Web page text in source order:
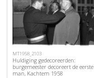
MT1958_2103
Huldiging gedecoreerden:
burgemeester decoreert de eerste
man, Kachtem 1958